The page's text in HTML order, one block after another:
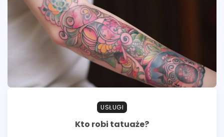
USŁUGI
Kto robi tatuaże?